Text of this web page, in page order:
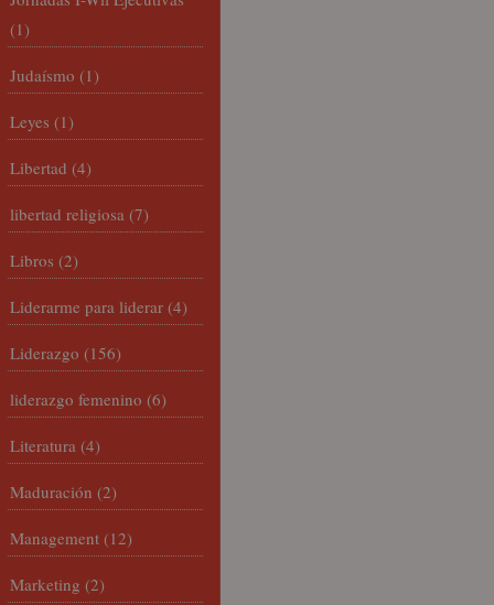
(1)
Judaísmo (1)
Leyes (1)
Libertad (4)
libertad religiosa (7)
Libros (2)
Liderarme para liderar (4)
Liderazgo (156)
liderazgo femenino (6)
Literatura (4)
Maduración (2)
Management (12)
Marketing (2)